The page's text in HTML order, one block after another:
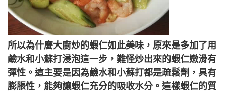
所以為什麼大廚炒的蝦仁如此美味，原來是多加了用
鹼水和小蘇打浸泡這一步，難怪炒出來的蝦仁嫩滑有
彈性。這主要是因為鹼水和小蘇打都是疏鬆劑，具有
膨脹性，能夠讓蝦仁充分的吸收水分。這樣蝦仁的質